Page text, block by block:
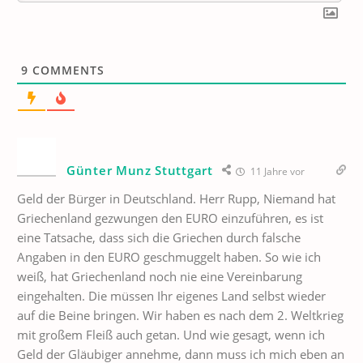
9 COMMENTS
Günter Munz Stuttgart 11 Jahre vor
Geld der Bürger in Deutschland. Herr Rupp, Niemand hat
Griechenland gezwungen den EURO einzuführen, es ist
eine Tatsache, dass sich die Griechen durch falsche
Angaben in den EURO geschmuggelt haben. So wie ich
weiß, hat Griechenland noch nie eine Vereinbarung
eingehalten. Die müssen Ihr eigenes Land selbst wieder
auf die Beine bringen. Wir haben es nach dem 2. Weltkrieg
mit großem Fleiß auch getan. Und wie gesagt, wenn ich
Geld der Gläubiger annehme, dann muss ich mich eben an